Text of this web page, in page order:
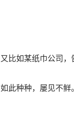
又比如某纸巾公司，
如此种种，屡见不鲜